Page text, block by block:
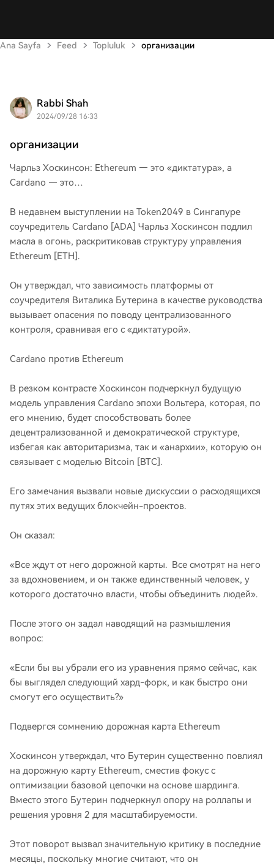
Ana Sayfa Feed Topluluk организации
Rabbi Shah
2024/09/28 16:33
организации
Чарльз Хоскинсон: Ethereum — это «диктатура», а
Cardano — это…
В недавнем выступлении на Token2049 в Сингапуре
соучредитель Cardano [ADA] Чарльз Хоскинсон подлил
масла в огонь, раскритиковав структуру управления
Ethereum [ETH].
Он утверждал, что зависимость платформы от
соучредителя Виталика Бутерина в качестве руководства
вызывает опасения по поводу централизованного
контроля, сравнивая его с «диктатурой».
Cardano против Ethereum
В резком контрасте Хоскинсон подчеркнул будущую
модель управления Cardano эпохи Вольтера, которая, по
его мнению, будет способствовать более
децентрализованной и демократической структуре,
избегая как авторитаризма, так и «анархии», которую он
связывает с моделью Bitcoin [BTC].
Его замечания вызвали новые дискуссии о расходящихся
путях этих ведущих блокчейн-проектов.
Он сказал:
«Все ждут от него дорожной карты. Все смотрят на него
за вдохновением, и он также единственный человек, у
которого достаточно власти, чтобы объединить людей».
После этого он задал наводящий на размышления
вопрос:
«Если бы вы убрали его из уравнения прямо сейчас, как
бы выглядел следующий хард-форк, и как быстро они
смогут его осуществить?»
Подвергся сомнению дорожная карта Ethereum
Хоскинсон утверждал, что Бутерин существенно повлиял
на дорожную карту Ethereum, сместив фокус с
оптимизации базовой цепочки на основе шардинга.
Вместо этого Бутерин подчеркнул опору на роллапы и
решения уровня 2 для масштабируемости.
Этот поворот вызвал значительную критику в последние
месяцы, поскольку многие считают, что он